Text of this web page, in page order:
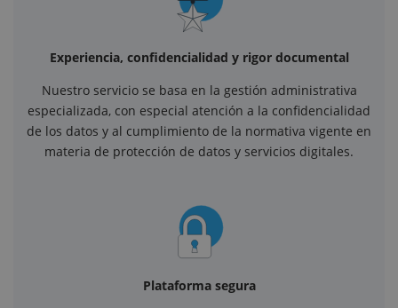
Experiencia, confidencialidad y rigor documental
Nuestro servicio se basa en la gestión administrativa
especializada, con especial atención a la confidencialidad
de los datos y al cumplimiento de la normativa vigente en
materia de protección de datos y servicios digitales.
Plataforma segura